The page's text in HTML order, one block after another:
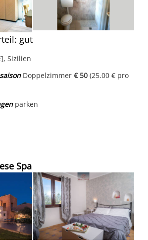
gut
Sizilien
Doppelzimmer€ 50 (25.00 € pro
parken
Spa